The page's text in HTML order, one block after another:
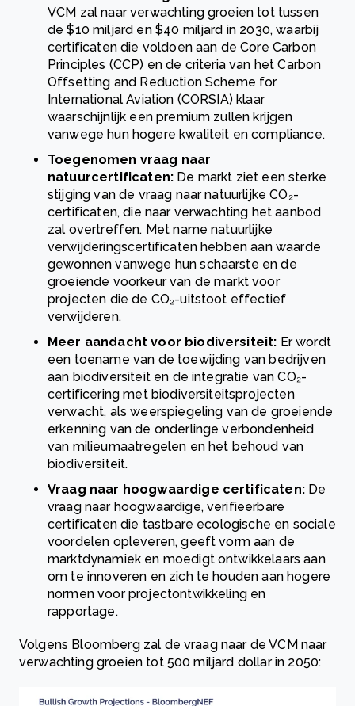
VCM zal naar verwachting groeien tot tussen
de $10 miljard en $40 miljard in 2030, waarbij
certificaten die voldoen aan de Core Carbon
Principles (CCP) en de criteria van het Carbon
Offsetting and Reduction Scheme for
International Aviation (CORSIA) klaar
waarschijnlijk een premium zullen krijgen
vanwege hun hogere kwaliteit en compliance.
Toegenomen vraag naar
natuurcertificaten: De markt ziet een sterke
stijging van de vraag naar natuurlijke CO₂-
certificaten, die naar verwachting het aanbod
zal overtreffen. Met name natuurlijke
verwijderingscertificaten hebben aan waarde
gewonnen vanwege hun schaarste en de
groeiende voorkeur van de markt voor
projecten die de CO₂-uitstoot effectief
verwijderen.
Meer aandacht voor biodiversiteit: Er wordt
een toename van de toewijding van bedrijven
aan biodiversiteit en de integratie van CO₂-
certificering met biodiversiteitsprojecten
verwacht, als weerspiegeling van de groeiende
erkenning van de onderlinge verbondenheid
van milieumaatregelen en het behoud van
biodiversiteit.
Vraag naar hoogwaardige certificaten:De
vraag naar hoogwaardige, verifieerbare
certificaten die tastbare ecologische en sociale
voordelen opleveren, geeft vorm aan de
marktdynamiek en moedigt ontwikkelaars aan
om te innoveren en zich te houden aan hogere
normen voor projectontwikkeling en
rapportage.
Volgens Bloomberg zal de vraag naar de VCM naar
verwachting groeien tot 500 miljard dollar in 2050: